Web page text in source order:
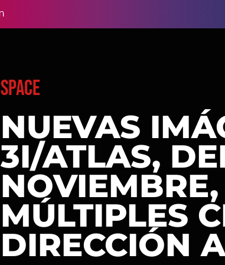
SPACE
NUEVAS
3I/ATLAS,
MÚLTIPLES
DIRECCIÓN